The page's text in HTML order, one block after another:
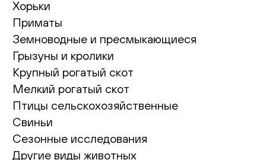
Хорьки
Приматы
Земноводные и пресмыкающиеся
Грызуны и кролики
Крупный рогатый скот
Мелкий рогатый скот
Птицы сельскохозяйственные
Свиньи
Сезонные исследования
Другие виды животных